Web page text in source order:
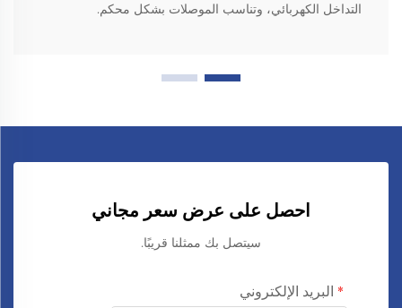
التداخل الكهربائي، وتناسب الموصلات بشكل محكم.
احصل على عرض سعر مجاني
سيتصل بك ممثلنا قريبًا.
البريد الإلكتروني